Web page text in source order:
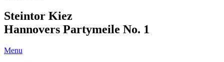
Steintor Kiez
Hannovers Partymeile No. 1
Menu